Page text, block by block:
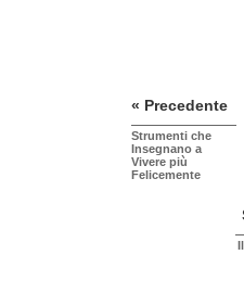
« Precedente
Strumenti che
Insegnano a
Vivere più
Felicemente